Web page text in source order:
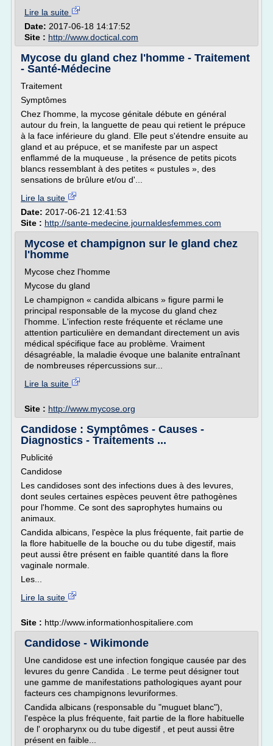
Lire la suite
Date: 2017-06-18 14:17:52
Site : http://www.doctical.com
Mycose du gland chez l'homme - Traitement
- Santé-Médecine
Traitement
Symptômes
Chez l'homme, la mycose génitale débute en général
autour du frein, la languette de peau qui retient le prépuce
à la face inférieure du gland. Elle peut s'étendre ensuite au
gland et au prépuce, et se manifeste par un aspect
enflammé de la muqueuse , la présence de petits picots
blancs ressemblant à des petites « pustules », des
sensations de brûlure et/ou d'...
Lire la suite
Date: 2017-06-21 12:41:53
Site : http://sante-medecine.journaldesfemmes.com
Mycose et champignon sur le gland chez
l'homme
Mycose chez l'homme
Mycose du gland
Le champignon « candida albicans » figure parmi le
principal responsable de la mycose du gland chez
l'homme. L'infection reste fréquente et réclame une
attention particulière en demandant directement un avis
médical spécifique face au problème. Vraiment
désagréable, la maladie évoque une balanite entraînant
de nombreuses répercussions sur...
Lire la suite
Site : http://www.mycose.org
Candidose : Symptômes - Causes -
Diagnostics - Traitements ...
Publicité
Candidose
Les candidoses sont des infections dues à des levures,
dont seules certaines espèces peuvent être pathogènes
pour l'homme. Ce sont des saprophytes humains ou
animaux.
Candida albicans, l'espèce la plus fréquente, fait partie de
la flore habituelle de la bouche ou du tube digestif, mais
peut aussi être présent en faible quantité dans la flore
vaginale normale.
Les...
Lire la suite
Site : http://www.informationhospitaliere.com
Candidose - Wikimonde
Une candidose est une infection fongique causée par des
levures du genre Candida . Le terme peut désigner tout
une gamme de manifestations pathologiques ayant pour
facteurs ces champignons levuriformes.
Candida albicans (responsable du "muguet blanc"),
l'espèce la plus fréquente, fait partie de la flore habituelle
de l' oropharynx ou du tube digestif , et peut aussi être
présent en faible...